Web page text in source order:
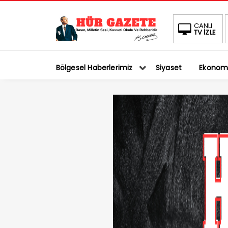
CANLI
TV İZLE
Bölgesel Haberlerimiz Siyaset